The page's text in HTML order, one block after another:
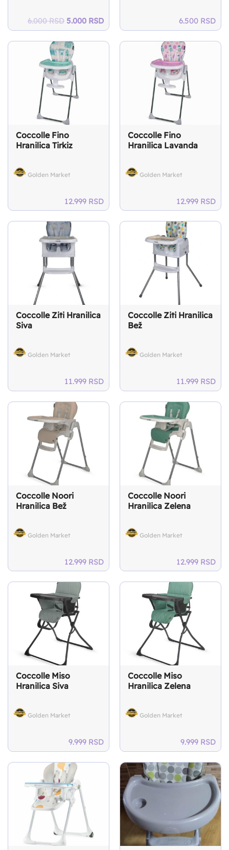
6.000RSD Original
price
was:
6.000 RSD.
5.000 RSDCurrent
price
is:
6.500 RSD
Coccolle Fino
Hranilica Tirkiz
Golden Market
12.999 RSD
Coccolle Fino
Hranilica Lavanda
Golden Market
12.999 RSD
Coccolle Ziti Hranilica
Siva
Golden Market
11.999 RSD
Coccolle Ziti Hranilica
Bež
Golden Market
11.999 RSD
Coccolle Noori
Hranilica Bež
Golden Market
12.999 RSD
Coccolle Noori
Hranilica Zelena
Golden Market
12.999 RSD
Coccolle Miso
Hranilica Siva
Golden Market
9.999 RSD
Coccolle Miso
Hranilica Zelena
Golden Market
9.999 RSD